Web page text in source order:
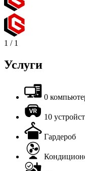
1 / 1
Услуги
0
10
Гардероб